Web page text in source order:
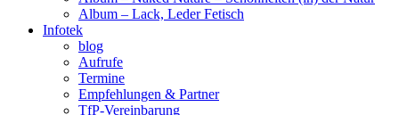
Album – Lack, Leder Fetisch
Infotek
blog
Aufrufe
Termine
Empfehlungen & Partner
TfP-Vereinbarung